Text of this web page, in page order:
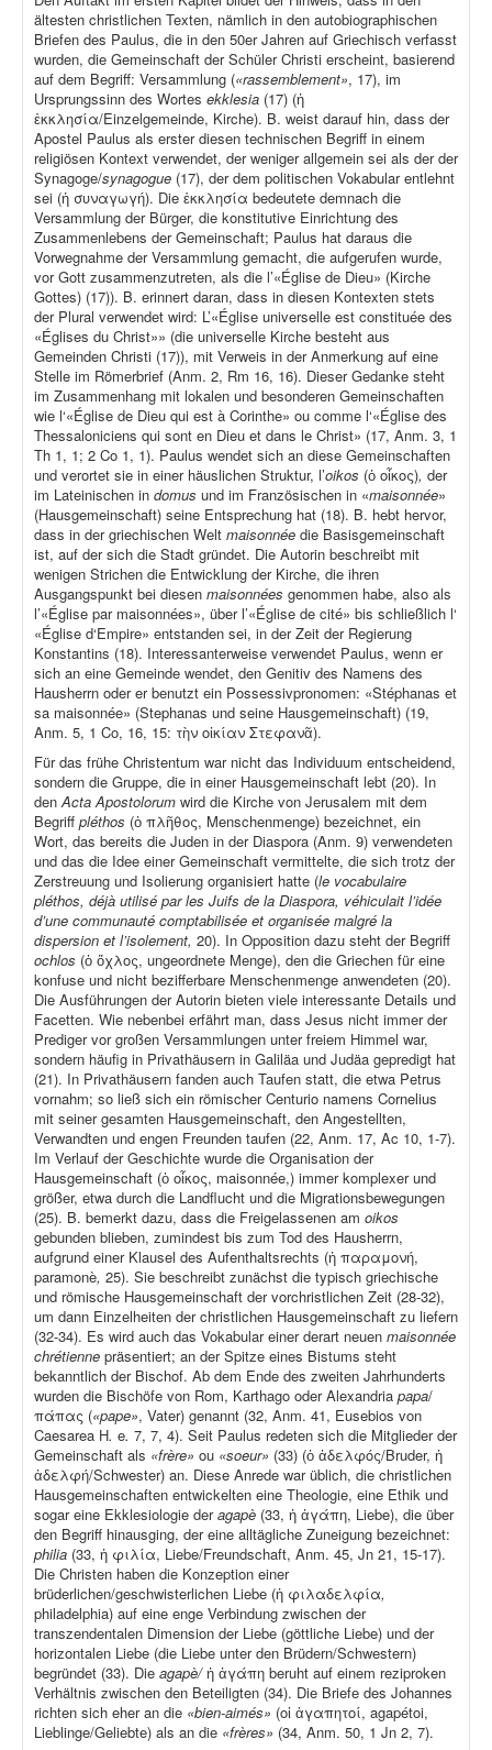
ältesten christlichen Texten, nämlich in den autobiographischen
Briefen des Paulus, die in den 50er Jahren auf Griechisch verfasst
wurden, die Gemeinschaft der Schüler Christi erscheint, basierend
auf dem Begriff: Versammlung («rassemblement», 17), im
Ursprungssinn des Wortes ekklesia (17) (ἡ
ἐκκλησία/Einzelgemeinde, Kirche). B. weist darauf hin, dass der
Apostel Paulus als erster diesen technischen Begriff in einem
religiösen Kontext verwendet, der weniger allgemein sei als der der
Synagoge/synagogue (17), der dem politischen Vokabular entlehnt
sei (ἡ συναγωγή). Die ἐκκλησία bedeutete demnach die
Versammlung der Bürger, die konstitutive Einrichtung des
Zusammenlebens der Gemeinschaft; Paulus hat daraus die
Vorwegnahme der Versammlung gemacht, die aufgerufen wurde,
vor Gott zusammenzutreten, als die l’«Église de Dieu» (Kirche
Gottes) (17)). B. erinnert daran, dass in diesen Kontexten stets
der Plural verwendet wird: L’«Église universelle est constituée des
«Églises du Christ»» (die universelle Kirche besteht aus
Gemeinden Christi (17)), mit Verweis in der Anmerkung auf eine
Stelle im Römerbrief (Anm. 2, Rm 16, 16). Dieser Gedanke steht
im Zusammenhang mit lokalen und besonderen Gemeinschaften
wie l‘«Église de Dieu qui est à Corinthe» ou comme l‘«Église des
Thessaloniciens qui sont en Dieu et dans le Christ» (17, Anm. 3, 1
Th 1, 1; 2 Co 1, 1). Paulus wendet sich an diese Gemeinschaften
und verortet sie in einer häuslichen Struktur, l’oikos (ὁ οἶκος), der
im Lateinischen in domus und im Französischen in «maisonnée»
(Hausgemeinschaft) seine Entsprechung hat (18). B. hebt hervor,
dass in der griechischen Welt maisonnée die Basisgemeinschaft
ist, auf der sich die Stadt gründet. Die Autorin beschreibt mit
wenigen Strichen die Entwicklung der Kirche, die ihren
Ausgangspunkt bei diesen maisonnées genommen habe, also als
l’«Église par maisonnées», über l’«Église de cité» bis schließlich l‘
«Église d‘Empire» entstanden sei, in der Zeit der Regierung
Konstantins (18). Interessanterweise verwendet Paulus, wenn er
sich an eine Gemeinde wendet, den Genitiv des Namens des
Hausherrn oder er benutzt ein Possessivpronomen: «Stéphanas et
sa maisonnée» (Stephanas und seine Hausgemeinschaft) (19,
Anm. 5, 1 Co, 16, 15: τὴν οἰκίαν Στεφανᾶ).
Für das frühe Christentum war nicht das Individuum entscheidend,
sondern die Gruppe, die in einer Hausgemeinschaft lebt (20). In
denActa Apostolorum wird die Kirche von Jerusalem mit dem
Begriff pléthos (ὁ πλῆθος, Menschenmenge) bezeichnet, ein
Wort, das bereits die Juden in der Diaspora (Anm. 9) verwendeten
und das die Idee einer Gemeinschaft vermittelte, die sich trotz der
Zerstreuung und Isolierung organisiert hatte (le vocabulaire
pléthos, déjà utilisé par les Juifs de la Diaspora, véhiculait l’idée
d’une communauté comptabilisée et organisée malgré la
dispersion et l’isolement, 20). In Opposition dazu steht der Begriff
ochlos (ὁ ὄχλος, ungeordnete Menge), den die Griechen für eine
konfuse und nicht bezifferbare Menschenmenge anwendeten (20).
Die Ausführungen der Autorin bieten viele interessante Details und
Facetten. Wie nebenbei erfährt man, dass Jesus nicht immer der
Prediger vor großen Versammlungen unter freiem Himmel war,
sondern häufig in Privathäusern in Galiläa und Judäa gepredigt hat
(21). In Privathäusern fanden auch Taufen statt, die etwa Petrus
vornahm; so ließ sich ein römischer Centurio namens Cornelius
mit seiner gesamten Hausgemeinschaft, den Angestellten,
Verwandten und engen Freunden taufen (22, Anm. 17, Ac 10, 1-7).
Im Verlauf der Geschichte wurde die Organisation der
Hausgemeinschaft (ὁ οἶκος, maisonnée,) immer komplexer und
größer, etwa durch die Landflucht und die Migrationsbewegungen
(25). B. bemerkt dazu, dass die Freigelassenen am oikos
gebunden blieben, zumindest bis zum Tod des Hausherrn,
aufgrund einer Klausel des Aufenthaltsrechts (ἡ παραμονή,
paramonè, 25). Sie beschreibt zunächst die typisch griechische
und römische Hausgemeinschaft der vorchristlichen Zeit (28-32),
um dann Einzelheiten der christlichen Hausgemeinschaft zu liefern
(32-34). Es wird auch das Vokabular einer derart neuen maisonnée
chrétienne präsentiert; an der Spitze eines Bistums steht
bekanntlich der Bischof. Ab dem Ende des zweiten Jahrhunderts
wurden die Bischöfe von Rom, Karthago oder Alexandria papa/
πάπας («pape», Vater) genannt (32, Anm. 41, Eusebios von
Caesarea H. e. 7, 7, 4). Seit Paulus redeten sich die Mitglieder der
Gemeinschaft als «frère» ou «soeur» (33) (ὁ ἀδελφός/Bruder, ἡ
ἀδελφή/Schwester) an. Diese Anrede war üblich, die christlichen
Hausgemeinschaften entwickelten eine Theologie, eine Ethik und
sogar eine Ekklesiologie deragapè (33, ἡ ἀγάπη, Liebe), die über
den Begriff hinausging, der eine alltägliche Zuneigung bezeichnet:
philia (33, ἡ φιλία, Liebe/Freundschaft, Anm. 45, Jn 21, 15-17).
Die Christen haben die Konzeption einer
brüderlichen/geschwisterlichen Liebe (ἡ φιλαδελφία,
philadelphia) auf eine enge Verbindung zwischen der
transzendentalen Dimension der Liebe (göttliche Liebe) und der
horizontalen Liebe (die Liebe unter den Brüdern/Schwestern)
begründet (33). Die agapè/ἡ ἀγάπη beruht auf einem reziproken
Verhältnis zwischen den Beteiligten (34). Die Briefe des Johannes
richten sich eher an die «bien-aimés» (οἱ ἀγαπητοί, agapétoi,
Lieblinge/Geliebte) als an die «frères» (34, Anm. 50, 1 Jn 2, 7).